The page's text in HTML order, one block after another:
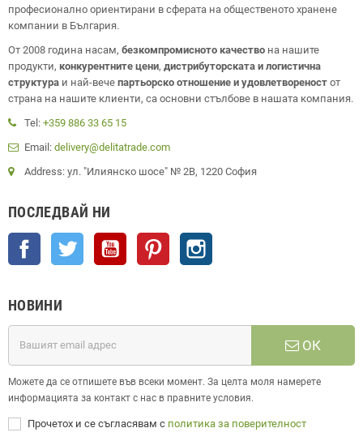
професионално ориентирани в сферата на общественото хранене
компании в България.
От 2008 година насам, безкомпромисното качество на нашите
продукти, конкурентните цени, дистрибуторската и логистична
структура и най-вече партьорско отношение и удовлетвореност от
страна на нашите клиенти, са основни стълбове в нашата компания.
Tel: +359 886 33 65 15
Email: delivery@delitatrade.com
Address: ул. "Илиянско шосе" № 2В, 1220 София
ПОСЛЕДВАЙ НИ
Facebook Twitter YouTube Pinterest
НОВИНИ
ОК
Можете да се отпишете във всеки момент. За целта моля намерете
информацията за контакт с нас в правните условия.
Прочетох и се съгласявам с политика за поверителност